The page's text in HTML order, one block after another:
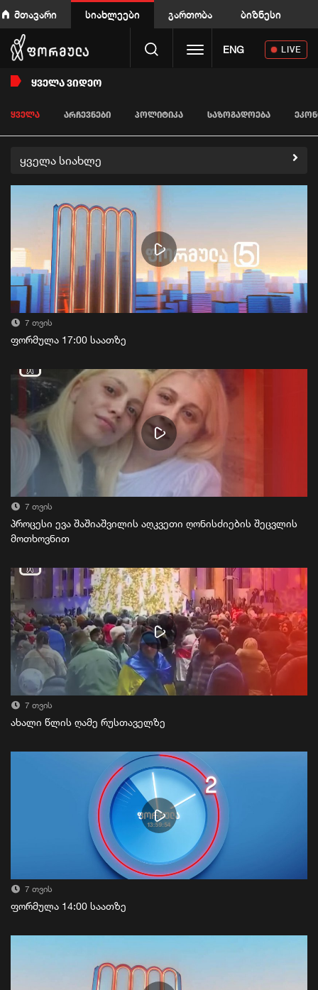
მთავარი სიახლეები გართობა ბიზნესი
Toggle navigation
ENG LIVE
ᲧᲕᲔᲚᲐ ᲕᲘᲓᲔᲝ
ᲧᲕᲔᲚᲐ ᲐᲠᲩᲔᲕᲜᲔᲑᲘ ᲞᲝᲚᲘᲢᲘᲙᲐ ᲡᲐᲖᲝᲒᲐᲓᲝᲔᲑᲐ
ყველა სიახლე
7 თვის
ფორმულა 17:00 საათზე
7 თვის
პროცესი ევა შაშიაშვილის აღკვეთი ღონისძიების შეცვლის
მოთხოვნით
7 თვის
ახალი წლის ღამე რუსთაველზე
7 თვის
ფორმულა 14:00 საათზე